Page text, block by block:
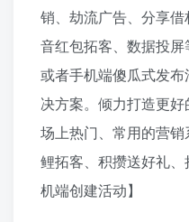
销、劫流广告、分享
音红包拓客、数据投
或者手机端傻瓜式发
决方案。倾力打造更
场上热门、常用的营
鲤拓客、积攒送好礼
机端创建活动】